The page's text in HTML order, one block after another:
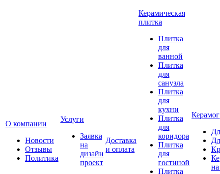
О компании
Новости
Отзывы
Политика
Услуги
Заявка
на
дизайн
проект
Доставка
и оплата
Керамическая
плитка
Плитка
для
ванной
Плитка
для
санузла
Плитка
для
кухни
Плитка
для
коридора
Плитка
для
гостиной
Плитка